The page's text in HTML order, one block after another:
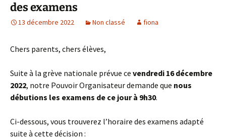
des examens
13 décembre 2022 Non classé fiona
Chers parents, chers élèves,
Suite à la grève nationale prévue ce vendredi 16 décembre
2022, notre Pouvoir Organisateur demande que nous
débutions les examens de ce jour à 9h30.
Ci-dessous, vous trouverez l’horaire des examens adapté
suite à cette décision :